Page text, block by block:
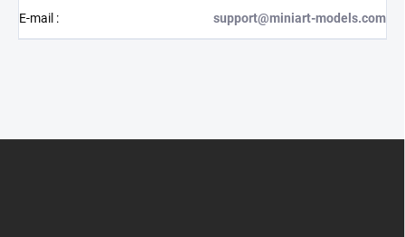
E-mail : support@miniart-models.com